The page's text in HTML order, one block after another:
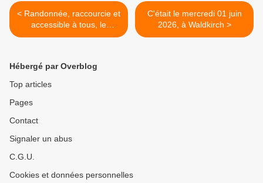
< Randonnée, raccourcie et
accessible à tous, le
mercredi 08 juillet 2026,
névés au Sud du Hohneck.
C'était le mercredi 01 juin
2026, à Waldkirch >
Hébergé par Overblog
Top articles
Pages
Contact
Signaler un abus
C.G.U.
Cookies et données personnelles